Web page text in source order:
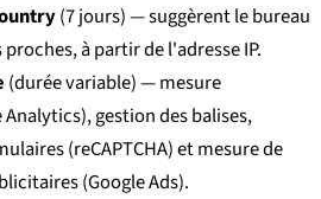
(7 jours) — suggèrent le bureau
à partir de l'adresse IP.
(durée variable) — mesure
gestion des balises,
(reCAPTCHA) et mesure de
(Google Ads).